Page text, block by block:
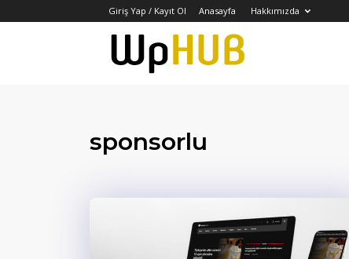
Giriş Yap / Kayıt Ol Anasayfa Hakkımızda
WordPress
sponsorlu